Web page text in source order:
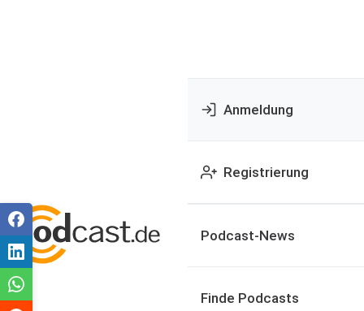
Anmeldung
Registrierung
Podcast-News
Finde Podcasts